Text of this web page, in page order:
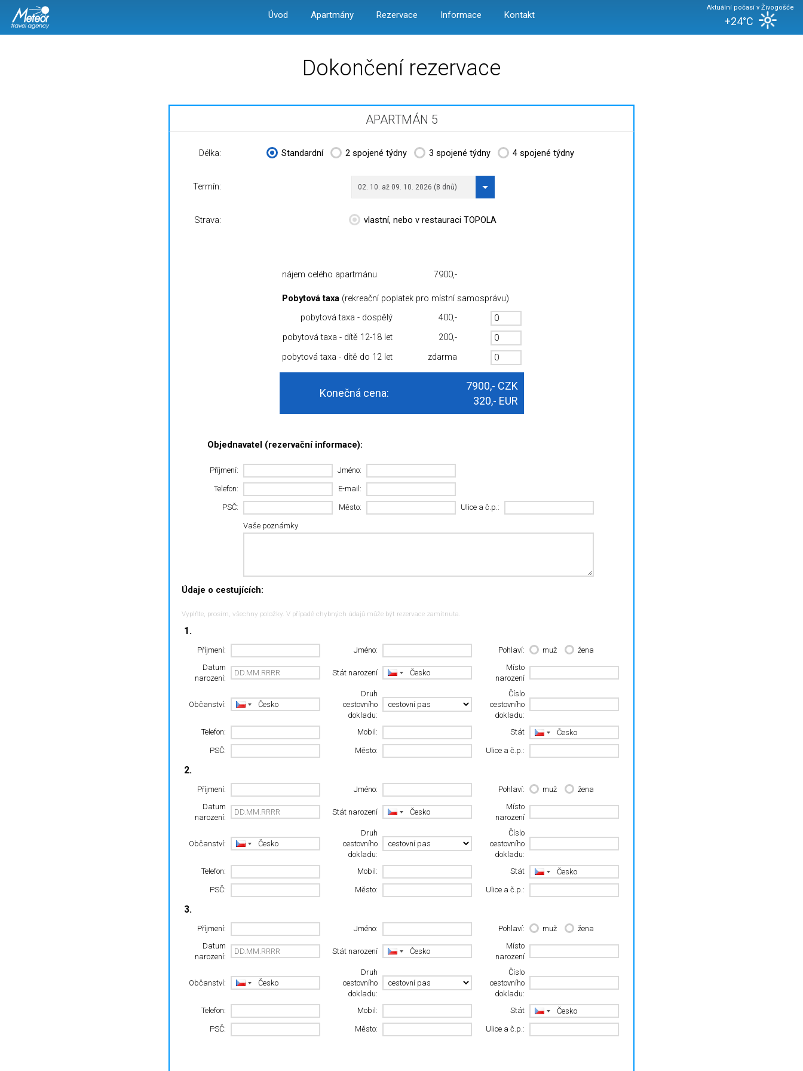
Úvod Apartmány Rezervace Informace Kontakt
Aktuální počasí v Živogošće
+24°C
Dokončení rezervace
APARTMÁN 5
Délka: Standardní 2 spojené týdny 3 spojené týdny 4 spojené týdny
Termín: 02. 10. až 09. 10. 2026 (8 dnů)
Strava: vlastní, nebo v restauraci TOPOLA
nájem celého apartmánu 7900,-
Pobytová taxa(rekreační poplatek pro místní samosprávu)
pobytová taxa - dospělý
400,-
pobytová taxa - dítě 12-18 let
200,-
pobytová taxa - dítě do 12 let
zdarma
Konečná cena:
7900,- CZK
320,- EUR
Objednavatel (rezervační informace):
Příjmení: Jméno:
Telefon: E-mail:
PSČ: Město: Ulice a č.p.:
Vaše poznámky
Údaje o cestujících:
Vyplňte, prosím, všechny položky. V případě chybných údajů může být rezervace zamítnuta.
1.
Příjmení: Jméno: Pohlaví: muž
žena
Datum
narození:
Stát narození
Místo
narození
Občanství:
Druh
cestovního
dokladu:
Číslo
cestovního
dokladu:
Telefon:
Mobil: Stát
PSČ: Město: Ulice a č.p.:
2.
Příjmení: Jméno: Pohlaví: muž
žena
Datum
narození:
Stát narození
Místo
narození
Občanství:
Druh
cestovního
dokladu:
Číslo
cestovního
dokladu:
Telefon:
Mobil: Stát
PSČ: Město: Ulice a č.p.:
3.
Příjmení: Jméno: Pohlaví: muž
žena
Datum
narození:
Stát narození
Místo
narození
Občanství:
Druh
cestovního
dokladu:
Číslo
cestovního
dokladu:
Telefon:
Mobil: Stát
PSČ: Město: Ulice a č.p.: